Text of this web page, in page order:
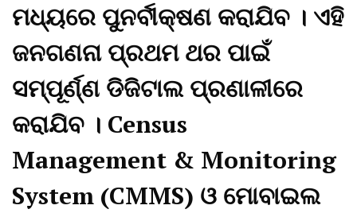
ମଧ୍ୟରେ ପୁନର୍ବୀକ୍ଷଣ କରାଯିବ । ଏହି
ଜନଗଣନା ପ୍ରଥମ ଥର ପାଇଁ
ସମ୍ପୂର୍ଣ୍ଣ ଡିଜିଟାଲ ପ୍ରଣାଳୀରେ
କରାଯିବ । Census
Management & Monitoring
System (CMMS) ଓ ମୋବାଇଲ